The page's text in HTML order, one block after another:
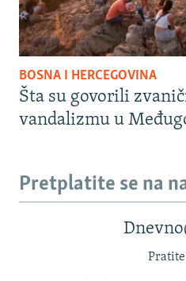
BOSNA I HERCEGOVINA
Šta su govorili
vandalizmu u
Pretplatite se na
Pratite